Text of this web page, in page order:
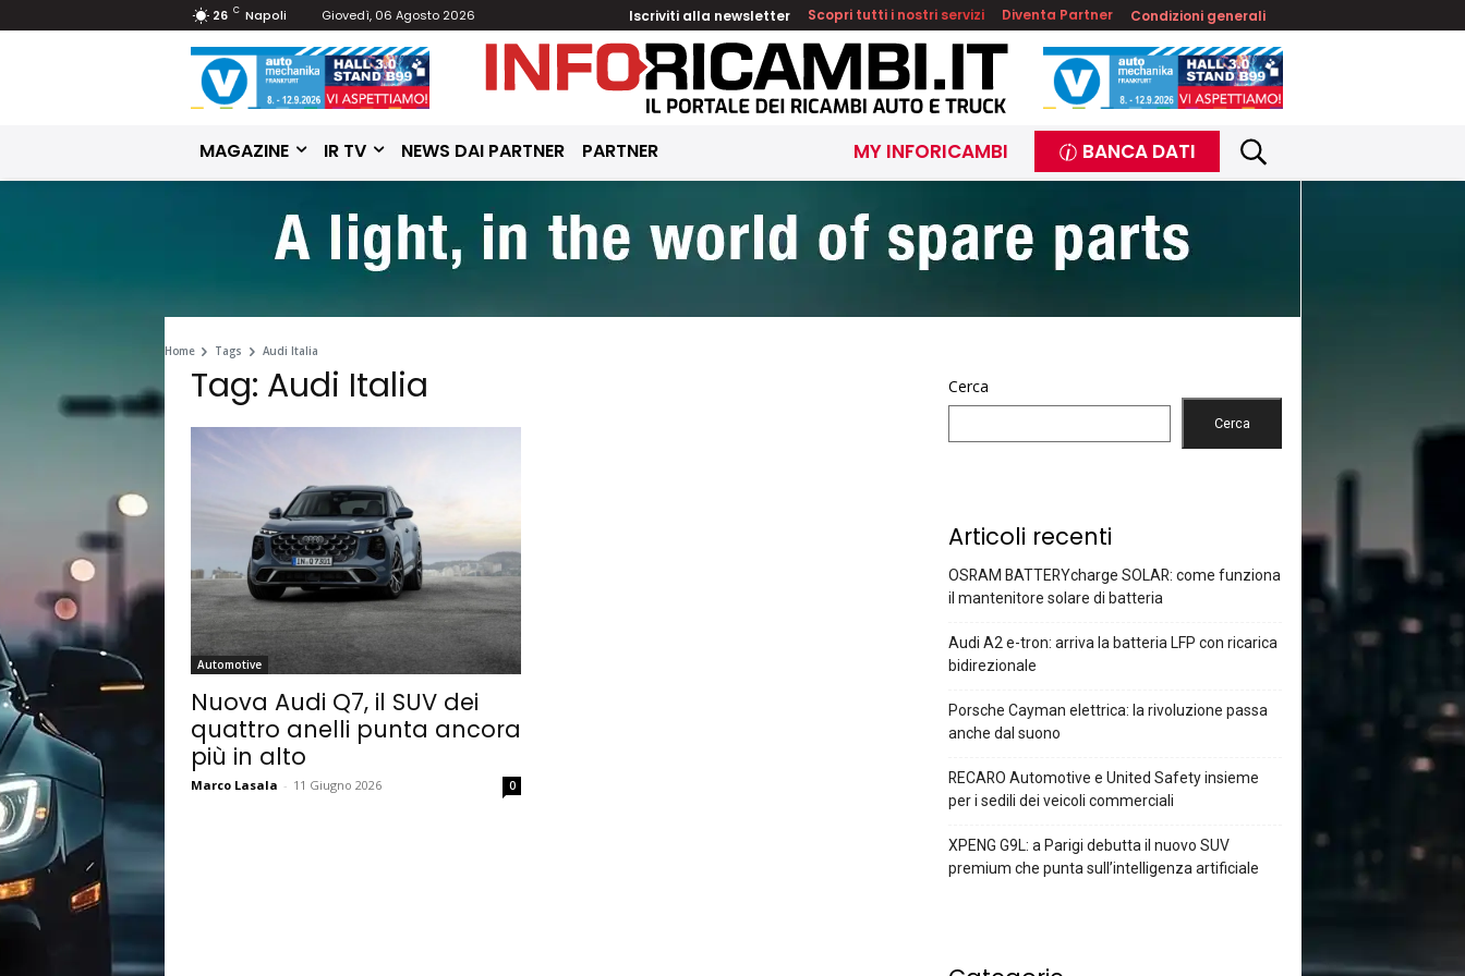
26 C Napoli Giovedì, 06 Agosto 2026 Iscriviti alla newsletter Scopri tutti i nostri servizi Diventa Partner Condizioni generali
MAGAZINE IR TV NEWS DAI PARTNER PARTNER MY INFORICAMBI BANCA DATI
Home Tags Audi Italia
Tag: Audi Italia
Automotive
Nuova Audi Q7, il SUV dei
quattro anelli punta ancora
più in alto
Marco Lasala - 11 Giugno 2026 0
Cerca
Cerca
Articoli recenti
OSRAM BATTERYcharge SOLAR: come funziona
il mantenitore solare di batteria
Audi A2 e-tron: arriva la batteria LFP con ricarica
bidirezionale
Porsche Cayman elettrica: la rivoluzione passa
anche dal suono
RECARO Automotive e United Safety insieme
per i sedili dei veicoli commerciali
XPENG G9L: a Parigi debutta il nuovo SUV
premium che punta sull’intelligenza artificiale